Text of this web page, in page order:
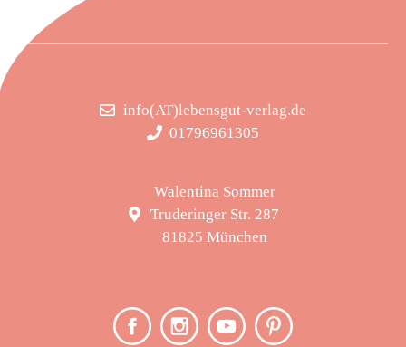
info(AT)lebensgut-verlag.de
01796961305
Walentina Sommer
Truderinger Str. 287
81825 München